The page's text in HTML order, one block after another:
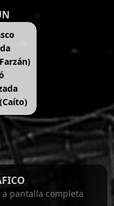
pantalla completa